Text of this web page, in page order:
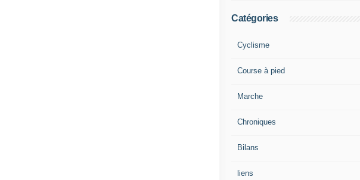
Catégories
Cyclisme
Course à pied
Marche
Chroniques
Bilans
liens